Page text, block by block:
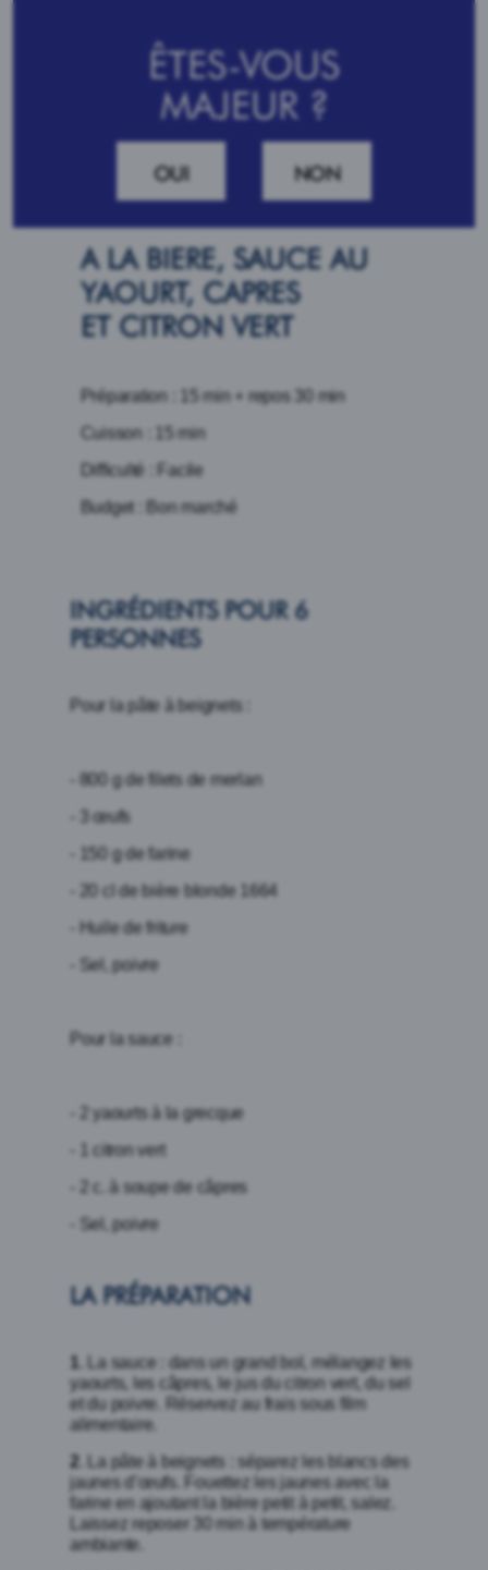
ÊTES-VOUS
MAJEUR ?
OUI NON
A LA BIERE, SAUCE AU
YAOURT, CAPRES
ET CITRON VERT
Préparation : 15 min + repos 30 min
Cuisson : 15 min
Difficulté : Facile
Budget : Bon marché
INGRÉDIENTS POUR 6
PERSONNES
Pour la pâte à beignets :
- 800 g de filets de merlan
- 3 œufs
- 150 g de farine
- 20 cl de bière blonde 1664
- Huile de friture
- Sel, poivre
Pour la sauce :
- 2 yaourts à la grecque
- 1 citron vert
- 2 c. à soupe de câpres
- Sel, poivre
LA PRÉPARATION
. La sauce : dans un grand bol, mélangez les
yaourts, les câpres, le jus du citron vert, du sel
et du poivre. Réservez au frais sous film
alimentaire.
2
. La pâte à beignets : séparez les blancs des
jaunes d’œufs. Fouettez les jaunes avec la
farine en ajoutant la bière petit à petit, salez.
Laissez reposer 30 min à température
ambiante.